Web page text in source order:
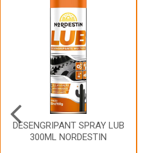
DESENGRIPANT SPRAY LUB
300ML NORDESTIN